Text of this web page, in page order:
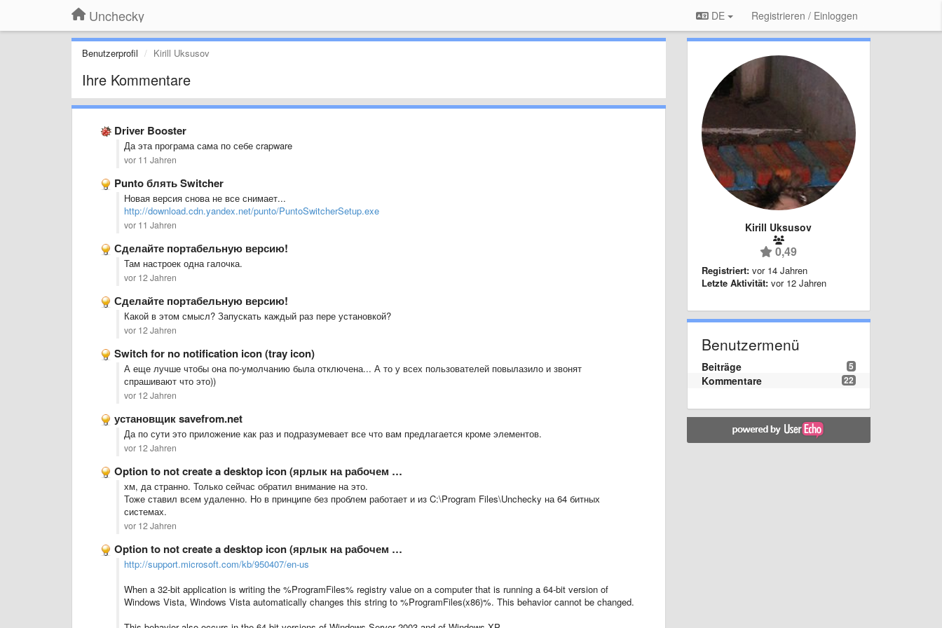
Unchecky DE Registrieren / Einloggen
Benutzerprofil Kirill Uksusov
Ihre Kommentare
Driver Booster
Да эта програма сама по себе crapware
vor 11 Jahren
Punto блять Switcher
Новая версия снова не все снимает...
http://download.cdn.yandex.net/punto/PuntoSwitcherSetup.exe
vor 11 Jahren
Сделайте портабельную версию!
Там настроек одна галочка.
vor 12 Jahren
Сделайте портабельную версию!
Какой в этом смысл? Запускать каждый раз пере установкой?
vor 12 Jahren
Switch for no notification icon (tray icon)
А еще лучше чтобы она по-умолчанию была отключена... А то у всех пользователей повылазило и звонят
спрашивают что это))
vor 12 Jahren
установщик savefrom.net
Да по сути это приложение как раз и подразумевает все что вам предлагается кроме элементов.
vor 12 Jahren
Option to not create a desktop icon (ярлык на рабочем …
хм, да странно. Только сейчас обратил внимание на это.
Тоже ставил всем удаленно. Но в принципе без проблем работает и из C:\Program Files\Unchecky на 64 битных
системах.
vor 12 Jahren
Option to not create a desktop icon (ярлык на рабочем …
http://support.microsoft.com/kb/950407/en-us
When a 32-bit application is writing the %ProgramFiles% registry value on a computer that is running a 64-bit version of
Windows Vista, Windows Vista automatically changes this string to %ProgramFiles(x86)%. This behavior cannot be changed.
Kirill Uksusov
0,49
Registriert: vor 14 Jahren
Letzte Aktivität: vor 12 Jahren
Benutzermenü
5
Beiträge
22
Kommentare